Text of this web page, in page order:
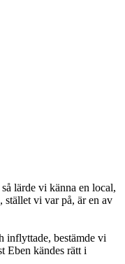
lärde vi känna en local,
stället vi var på, är en av
inflyttade, bestämde vi
Eben kändes rätt i